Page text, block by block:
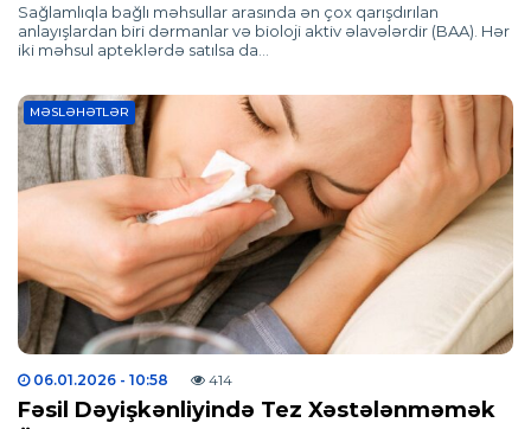
Sağlamlıqla bağlı məhsullar arasında ən çox qarışdırılan
anlayışlardan biri dərmanlar və bioloji aktiv əlavələrdir (BAA). Hər
iki məhsul apteklərdə satılsa da…
MƏSLƏHƏTLƏR
06.01.2026 - 10:58 414
Fəsil Dəyişkənliyində Tez Xəstələnməmək